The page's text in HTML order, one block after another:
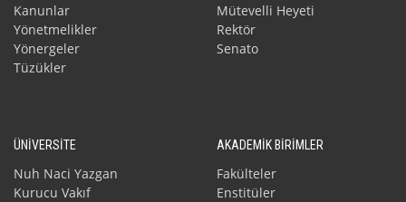
Kanunlar
Yönetmelikler
Yönergeler
Tüzükler
Mütevelli Heyeti
Rektör
Senato
ÜNİVERSİTE
Nuh Naci Yazgan
Kurucu Vakıf
AKADEMİK BİRİMLER
Fakülteler
Enstitüler